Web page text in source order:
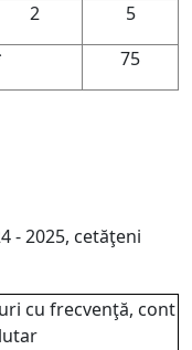
2
5
75
- 2025, cetăţeni
cu frecvenţă, cont